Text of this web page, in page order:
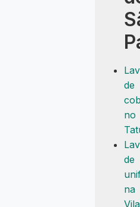
de
no
de
na
Vila